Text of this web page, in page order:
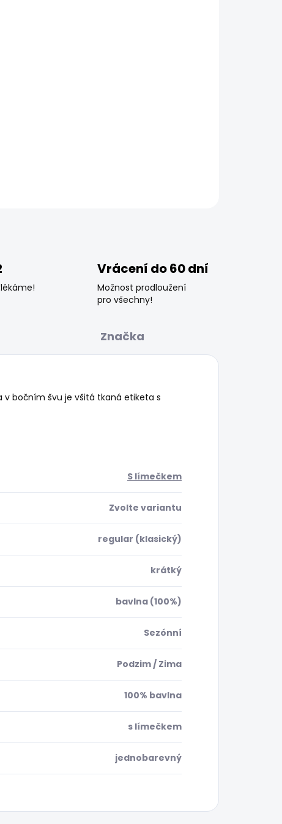
Vrácení do 60 dní
Možnost prodloužení
pro všechny!
Značka
v bočním švu je všitá tkaná etiketa s
S límečkem
Zvolte variantu
regular (klasický)
krátký
bavlna (100%)
Sezónní
Podzim / Zima
100% bavlna
s límečkem
jednobarevný